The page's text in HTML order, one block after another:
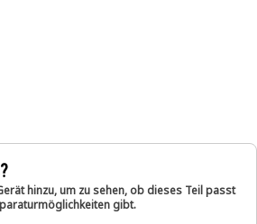
hinzu, um zu sehen, ob dieses Teil passt
gibt.